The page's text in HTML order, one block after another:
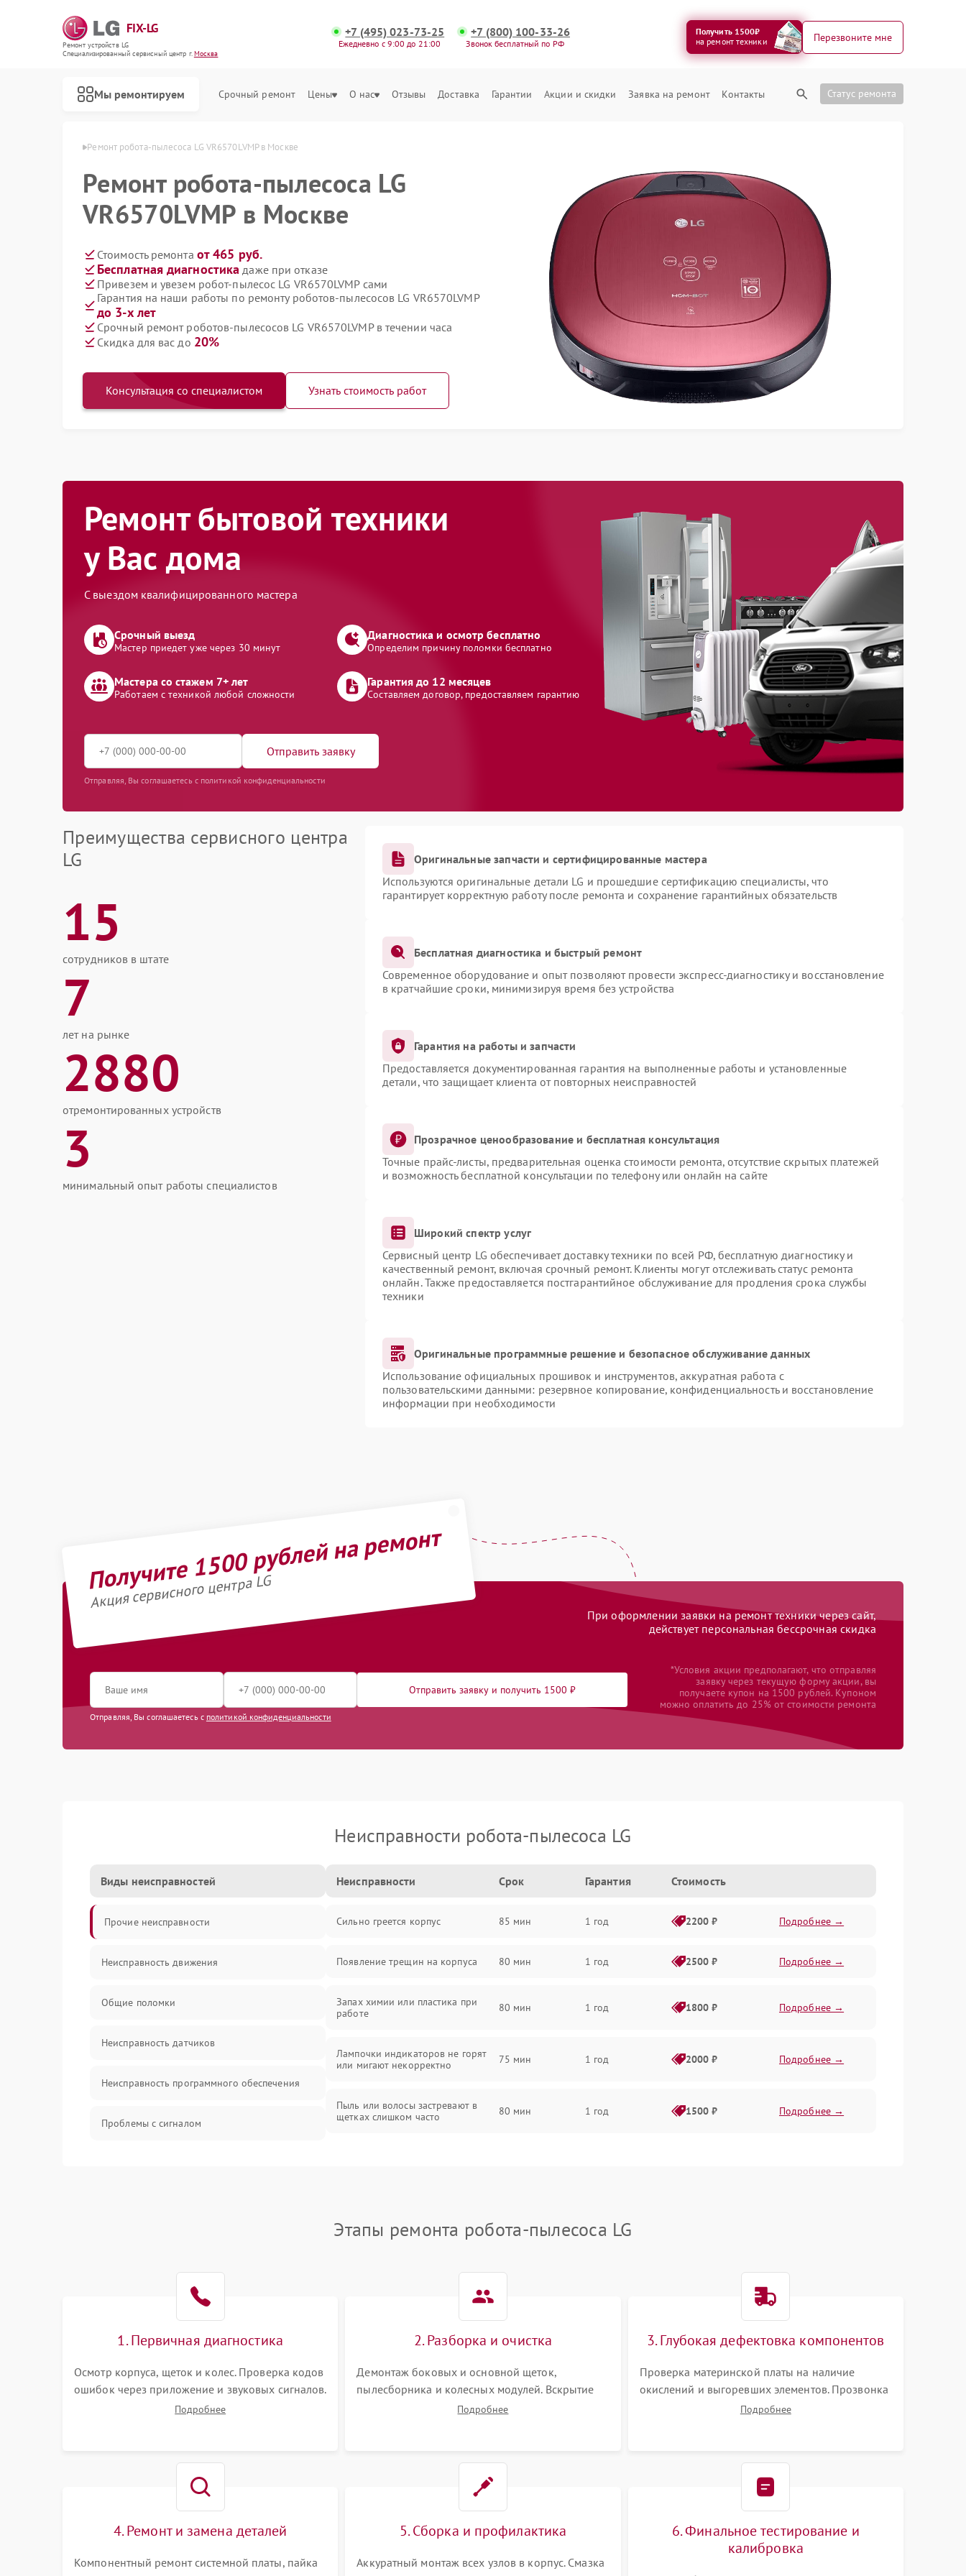
FIX-LG
Ремонт устройств LG
Специализированный cервисный центр г.Москва
+7 (495) 023-73-25
Ежедневно с 9:00 до 21:00
+7 (800) 100-33-26
Звонок бесплатный по РФ
Получить 1500₽
на ремонт техники
Перезвоните мне
Мы ремонтируем Срочный ремонт Цены О нас Отзывы Доставка Гарантии Акции и скидки Заявка на ремонт Контакты Статус ремонта
LG в Москве Ремонт робота-пылесоса LG VR6570LVMP в Москве
Ремонт робота-пылесоса LG
VR6570LVMP в Москве
Стоимость ремонта от 465 руб.
Бесплатная диагностика даже при отказе
Привезем и увезем робот-пылесос LG VR6570LVMP сами
Гарантия на наши работы по ремонту роботов-пылесосов LG VR6570LVMP
до 3-х лет
Срочный ремонт роботов-пылесосов LG VR6570LVMP в течении часа
Скидка для вас до 20%
Консультация со специалистом Узнать стоимость работ
Ремонт бытовой техники
у Вас дома
С выездом квалифицированного мастера
Срочный выезд
Мастер приедет уже через 30 минут
Диагностика и осмотр бесплатно
Определим причину поломки бесплатно
Мастера со стажем 7+ лет
Работаем с техникой любой сложности
Гарантия до 12 месяцев
Составляем договор, предоставляем гарантию
Отправить заявку
Отправляя, Вы соглашаетесь с политикой конфиденциальности
Преимущества сервисного центра
LG
15
сотрудников в штате
7
лет на рынке
2880
отремонтированных устройств
3
минимальный опыт работы специалистов
Оригинальные запчасти и сертифицированные мастера
Используются оригинальные детали LG и прошедшие сертификацию специалисты, что
гарантирует корректную работу после ремонта и сохранение гарантийных обязательств
Бесплатная диагностика и быстрый ремонт
Современное оборудование и опыт позволяют провести экспресс-диагностику и восстановление
в кратчайшие сроки, минимизируя время без устройства
Гарантия на работы и запчасти
Предоставляется документированная гарантия на выполненные работы и установленные
детали, что защищает клиента от повторных неисправностей
Прозрачное ценообразование и бесплатная консультация
Точные прайс-листы, предварительная оценка стоимости ремонта, отсутствие скрытых платежей
и возможность бесплатной консультации по телефону или онлайн на сайте
Широкий спектр услуг
Сервисный центр LG обеспечивает доставку техники по всей РФ, бесплатную диагностику и
качественный ремонт, включая срочный ремонт. Клиенты могут отслеживать статус ремонта
онлайн. Также предоставляется постгарантийное обслуживание для продления срока службы
техники
Оригинальные программные решение и безопасное обслуживание данных
Использование официальных прошивок и инструментов, аккуратная работа с
пользовательскими данными: резервное копирование, конфиденциальность и восстановление
информации при необходимости
Получите 1500 рублей на ремонт
Акция сервисного центра LG
При оформлении заявки на ремонт техники через сайт,
действует персональная бессрочная скидка
Отправить заявку и получить 1500 ₽
Отправляя, Вы соглашаетесь с политикой конфиденциальности
*Условия акции предполагают, что отправляя
заявку через текущую форму акции, вы
получаете купон на 1500 рублей. Купоном
можно оплатить до 25% от стоимости ремонта
Неисправности робота-пылесоса LG
Виды неисправностей
Прочие неисправности
Неисправность движения
Общие поломки
Неисправность датчиков
Неисправность программного обеспечения
Проблемы с сигналом
Программные сбои
Неисправности Срок Гарантия Стоимость
Сильно греется корпус 85 мин 1 год 2200 ₽ Подробнее →
Появление трещин на корпуса 80 мин 1 год 2500 ₽ Подробнее →
Запах химии или пластика при
работе
80 мин 1 год 1800 ₽ Подробнее →
Лампочки индикаторов не горят
или мигают некорректно
75 мин 1 год 2000 ₽ Подробнее →
Пыль или волосы застревают в
щетках слишком часто
80 мин 1 год 1500 ₽ Подробнее →
Этапы ремонта робота-пылесоса LG
1. Первичная диагностика
Осмотр корпуса, щеток и колес. Проверка кодов
ошибок через приложение и звуковых сигналов.
Замер емкости аккумулятора и тестирование
Подробнее
2. Разборка и очистка
Демонтаж боковых и основной щеток,
пылесборника и колесных модулей. Вскрытие
корпуса робота. Тщательная очистка внутренних
Подробнее
3. Глубокая дефектовка компонентов
Проверка материнской платы на наличие
окислений и выгоревших элементов. Прозвонка
цепей питания, тестирование приводных
Подробнее
4. Ремонт и замена деталей
Компонентный ремонт системной платы, пайка
5. Сборка и профилактика
Аккуратный монтаж всех узлов в корпус. Смазка
6. Финальное тестирование и
калибровка